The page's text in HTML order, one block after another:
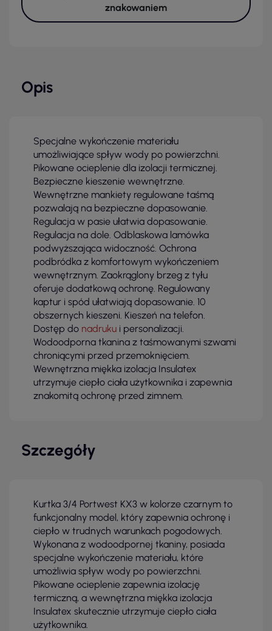
znakowaniem
Opis
Specjalne wykończenie materiału
umożliwiające spływ wody po powierzchni.
Pikowane ocieplenie dla izolacji termicznej.
Bezpieczne kieszenie wewnętrzne.
Wewnętrzne mankiety regulowane taśmą
pozwalają na bezpieczne dopasowanie.
Regulacja w pasie ułatwia dopasowanie.
Regulacja na dole. Odblaskowa lamówka
podwyższająca widoczność. Ochrona
podbródka z komfortowym wykończeniem
wewnętrznym. Zaokrąglony brzeg z tyłu
oferuje dodatkową ochronę. Regulowany
kaptur i spód ułatwiają dopasowanie. 10
obszernych kieszeni. Kieszeń na telefon.
Dostęp do nadruku i personalizacji.
Wodoodporna tkanina z taśmowanymi szwami
chroniącymi przed przemoknięciem.
Wewnętrzna miękka izolacja Insulatex
utrzymuje ciepło ciała użytkownika i zapewnia
znakomitą ochronę przed zimnem.
Szczegóły
Kurtka 3/4 Portwest KX3 w kolorze czarnym to
funkcjonalny model, który zapewnia ochronę i
ciepło w trudnych warunkach pogodowych.
Wykonana z wodoodpornej tkaniny, posiada
specjalne wykończenie materiału, które
umożliwia spływ wody po powierzchni.
Pikowane ocieplenie zapewnia izolację
termiczną, a wewnętrzna miękka izolacja
Insulatex skutecznie utrzymuje ciepło ciała
użytkownika.